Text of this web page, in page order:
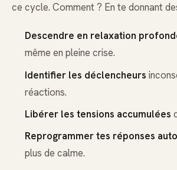
ce cycle. Comment ? En te donnant
Descendre en relaxation
même en pleine crise.
Identifier les déclencheurs
réactions.
Libérer les tensions accumulées
Reprogrammer tes réponses
plus de calme.